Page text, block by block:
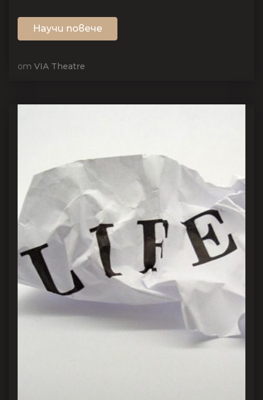
Научи повече
от VIA Theatre